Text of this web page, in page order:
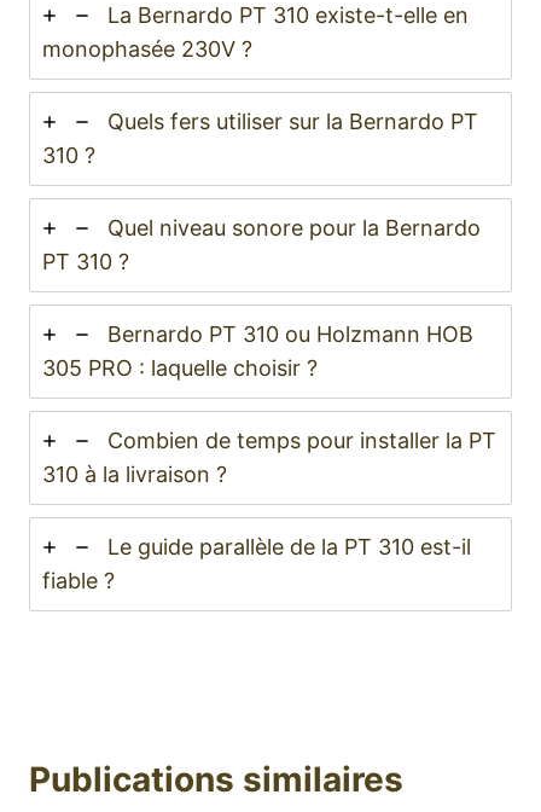
La Bernardo PT 310 existe-t-elle en
monophasée 230V ?
Quels fers utiliser sur la Bernardo PT
310 ?
Quel niveau sonore pour la Bernardo
PT 310 ?
Bernardo PT 310 ou Holzmann HOB
305 PRO : laquelle choisir ?
Combien de temps pour installer la PT
310 à la livraison ?
Le guide parallèle de la PT 310 est-il
fiable ?
Publications similaires